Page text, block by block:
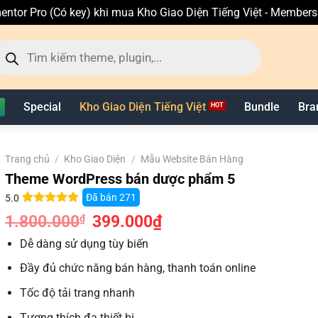
Pro (Có key) khi mua Kho Giao Diện Tiếng Việt -
Special Kho Giao Diện Tiếng Việt Bundle
Trang chủ / Kho Giao Diện / Mẫu Website Bán Hàng
Theme WordPress bán dược phẩm 5
5.0
5.0 trên 5
dựa trên
4
đánh giá
Đã bán271
1.800.000₫
Giá
gốc
1.800.000₫.
399.000₫Giá
Dễ dàng sử dụng tùy biến
Đầy đủ chức năng bán hàng, thanh toán online
Tốc độ tải trang nhanh